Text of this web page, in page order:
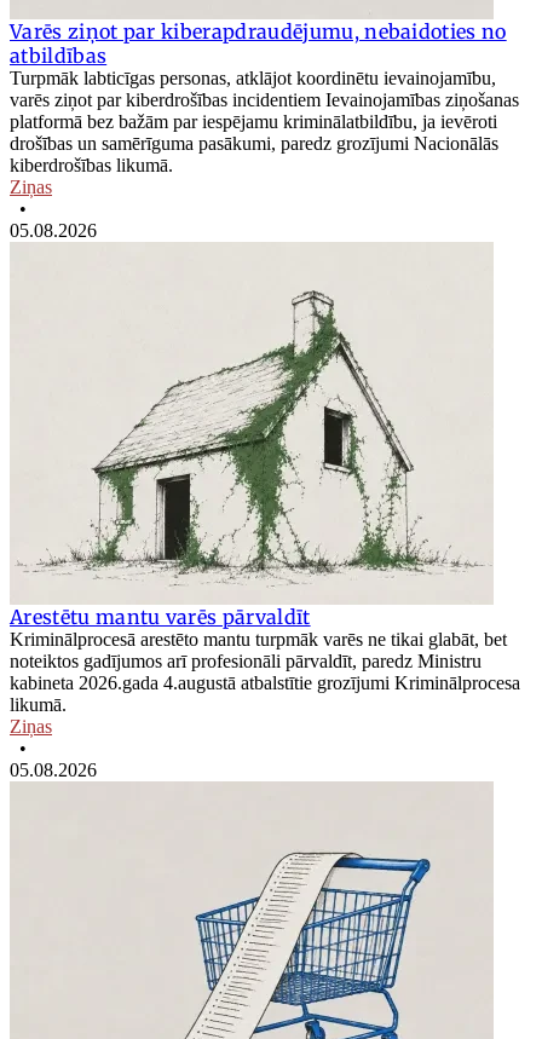
Varēs ziņot par kiberapdraudējumu, nebaidoties no
atbildības
Turpmāk labticīgas personas, atklājot koordinētu ievainojamību,
varēs ziņot par kiberdrošības incidentiem Ievainojamības ziņošanas
platformā bez bažām par iespējamu kriminālatbildību, ja ievēroti
drošības un samērīguma pasākumi, paredz grozījumi Nacionālās
kiberdrošības likumā.
Ziņas
•
05.08.2026
Arestētu mantu varēs pārvaldīt
Kriminālprocesā arestēto mantu turpmāk varēs ne tikai glabāt, bet
noteiktos gadījumos arī profesionāli pārvaldīt, paredz Ministru
kabineta 2026.gada 4.augustā atbalstītie grozījumi Kriminālprocesa
likumā.
Ziņas
•
05.08.2026